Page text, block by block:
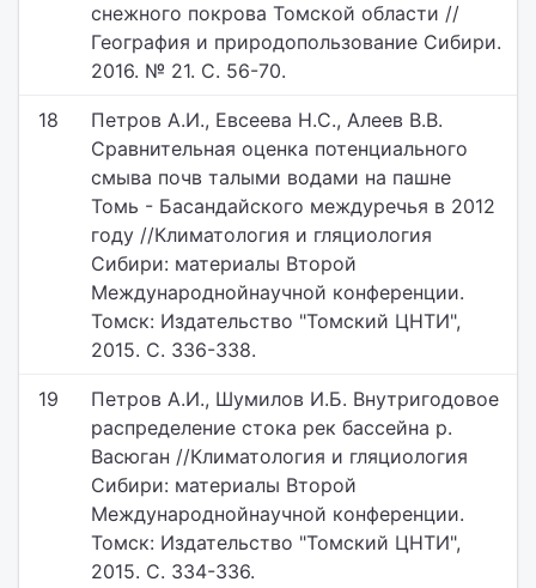
снежного покрова Томской области //
География и природопользование Сибири.
2016. № 21. С. 56-70.
18
Петров А.И., Евсеева Н.С., Алеев В.В.
Сравнительная оценка потенциального
смыва почв талыми водами на пашне
Томь - Басандайского междуречья в 2012
году //Климатология и гляциология
Сибири: материалы Второй
Международнойнаучной конференции.
Томск: Издательство "Томский ЦНТИ",
2015. С. 336-338.
19
Петров А.И., Шумилов И.Б. Внутригодовое
распределение стока рек бассейна р.
Васюган //Климатология и гляциология
Сибири: материалы Второй
Международнойнаучной конференции.
Томск: Издательство "Томский ЦНТИ",
2015. С. 334-336.